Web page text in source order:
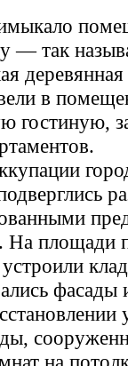
— так
деревянная
в
гостиную,
На площади
устроили